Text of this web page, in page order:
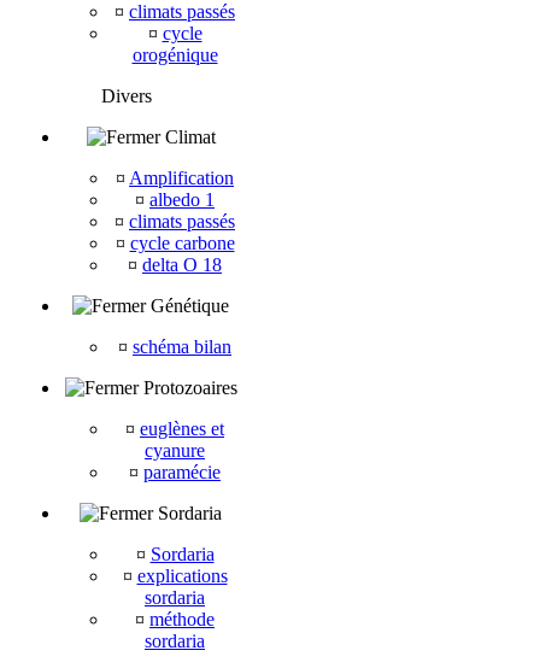
¤ climats passés
¤ cycle
orogénique
Divers
Climat
¤ Amplification
¤ albedo 1
¤ climats passés
¤ cycle carbone
¤ delta O 18
Génétique
¤ schéma bilan
Protozoaires
¤ euglènes et
cyanure
¤ paramécie
Sordaria
¤ Sordaria
¤ explications
sordaria
¤ méthode
sordaria